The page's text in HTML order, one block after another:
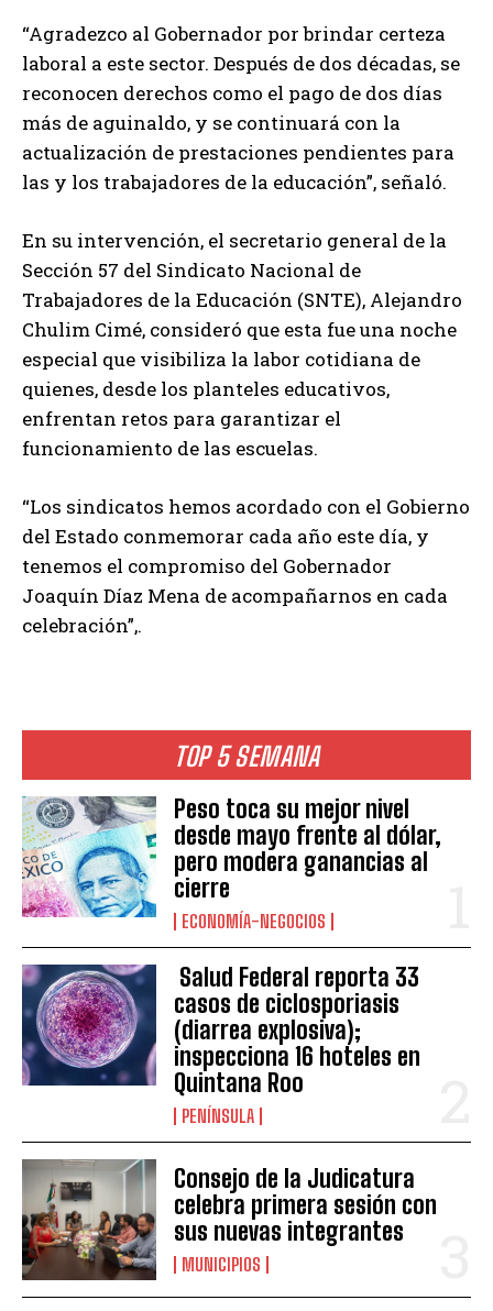
TOP 5 SEMANA
Peso toca su mejor nivel
desde mayo frente al dólar,
pero modera ganancias al
cierre
ECONOMÍA-NEGOCIOS
Salud Federal reporta 33
casos de ciclosporiasis
(diarrea explosiva);
inspecciona 16 hoteles en
Quintana Roo
PENÍNSULA
Consejo de la Judicatura
celebra primera sesión con
sus nuevas integrantes
MUNICIPIOS
“Agradezco al Gobernador por brindar certeza
laboral a este sector. Después de dos décadas, se
reconocen derechos como el pago de dos días
más de aguinaldo, y se continuará con la
actualización de prestaciones pendientes para
las y los trabajadores de la educación”, señaló.
En su intervención, el secretario general de la
Sección 57 del Sindicato Nacional de
Trabajadores de la Educación (SNTE), Alejandro
Chulim Cimé, consideró que esta fue una noche
especial que visibiliza la labor cotidiana de
quienes, desde los planteles educativos,
enfrentan retos para garantizar el
funcionamiento de las escuelas.
“Los sindicatos hemos acordado con el Gobierno
del Estado conmemorar cada año este día, y
tenemos el compromiso del Gobernador
Joaquín Díaz Mena de acompañarnos en cada
celebración”,.